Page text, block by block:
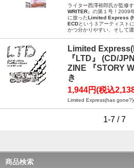
ライター西澤裕郎氏が監修
WRITER』の第１号！2009
に放ったLimited Express
ECDという３アーティスト
かつ分かりやすい、そして
Limited
『LTD』 (CD/
ZINE 『STORY
き
1,944円(税込
Limited Express(has gone?)
1-7 / 7
商品検索